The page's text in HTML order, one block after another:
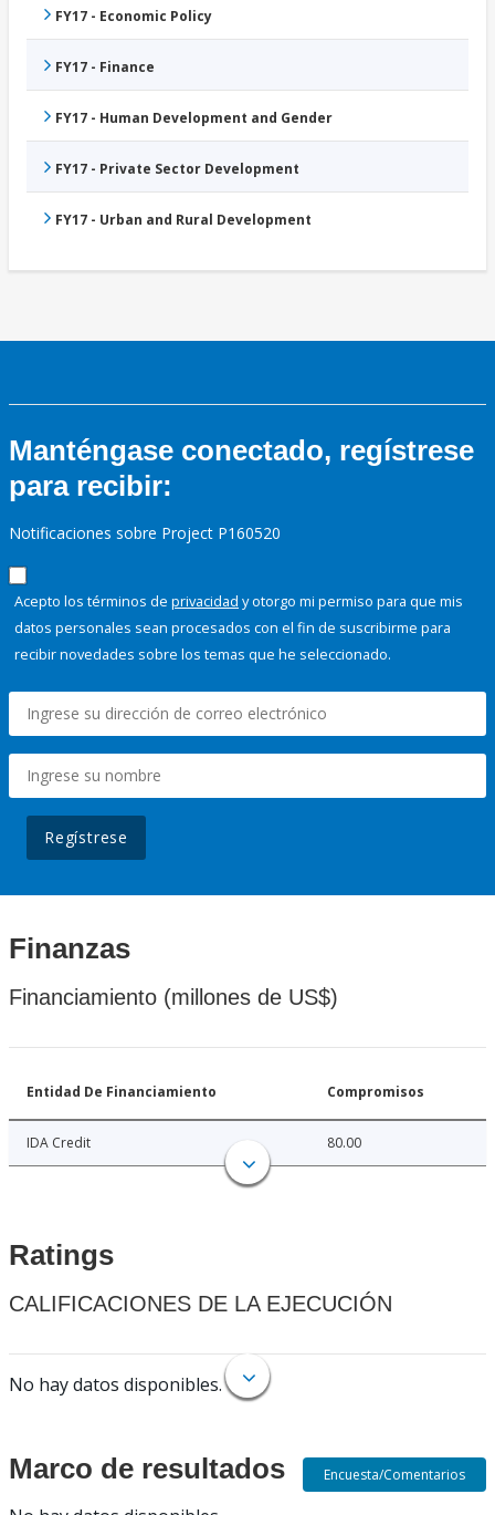
FY17 - Economic Policy
FY17 - Finance
FY17 - Human Development and Gender
FY17 - Private Sector Development
FY17 - Urban and Rural Development
Manténgase conectado, regístrese
para recibir:
Notificaciones sobre Project P160520
Acepto los términos de privacidad y otorgo mi permiso para que mis
datos personales sean procesados con el fin de suscribirme para
recibir novedades sobre los temas que he seleccionado.
Regístrese
Finanzas
Financiamiento (millones de US$)
Entidad De Financiamiento Compromisos
IDA Credit 80.00
Ratings
CALIFICACIONES DE LA EJECUCIÓN
No hay datos disponibles.
Marco de resultados Encuesta/Comentarios